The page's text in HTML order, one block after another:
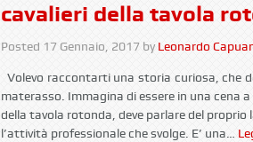
cavalieri della tavola
Posted 17 Gennaio, 2017by Leonardo
Volevo raccontarti una storia curiosa, che
materasso. Immagina di essere in una cena
della tavola rotonda, deve parlare del
l’attività professionale che svolge. E’ una…